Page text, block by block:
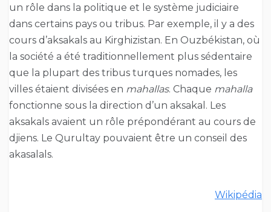
un rôle dans la politique et le système judiciaire
dans certains pays ou tribus. Par exemple, il y a des
cours d’aksakals au Kirghizistan. En Ouzbékistan, où
la société a été traditionnellement plus sédentaire
que la plupart des tribus turques nomades, les
villes étaient divisées en mahallas. Chaque mahalla
fonctionne sous la direction d’un aksakal. Les
aksakals avaient un rôle prépondérant au cours de
djiens. Le Qurultay pouvaient être un conseil des
akasalals.
Wikipédia